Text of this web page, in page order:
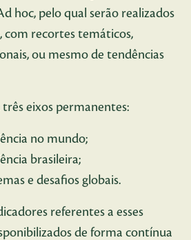
hoc, pelo qual serão realizados
com recortes temáticos,
ou mesmo de tendências
eixos permanentes:
no mundo;
brasileira;
e desafios globais.
referentes a esses
de forma contínua